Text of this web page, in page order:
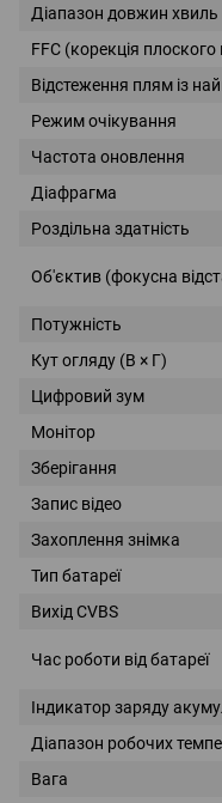
Діапазон довжин хвиль
FFC (корекція плоского
Відстеження плям із
Режим очікування
Частота оновлення
Діафрагма
Роздільна здатність
Об'єктив (фокусна
Потужність
Кут огляду (В × Г)
Цифровий зум
Монітор
Зберігання
Запис відео
Захоплення знімка
Тип батареї
Вихід CVBS
Час роботи від батареї
Індикатор заряду
Діапазон робочих
Вага